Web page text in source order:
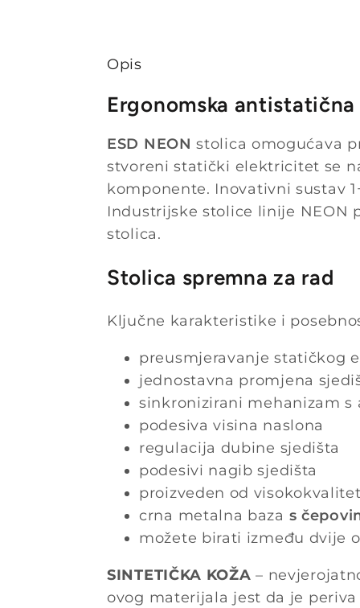
Opis
Ergonomska
ESD NEON stolica omogućava
stvoreni statički elektricitet se
komponente. Inovativni sustav
Industrijske stolice linije NEON
stolica.
Stolica spremna za rad
Ključne karakteristike i
preusmjeravanje statičkog
jednostavna promjena
sinkronizirani mehanizam
podesiva visina naslona
regulacija dubine sjedišta
podesivi nagib sjedišta
proizveden od
crna metalna baza s
možete birati između dvije
SINTETIČKA KOŽA –
ovog materijala jest da je